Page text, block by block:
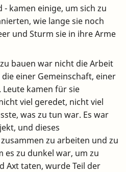
kamen einige, um sich zu
wie lange sie noch
und Sturm sie in ihre Arme
bauen war nicht die Arbeit
einer Gemeinschaft, einer
Leute kamen für sie
viel geredet, nicht viel
was zu tun war. Es war
und dieses
zu arbeiten und zu
es zu dunkel war, um zu
Axt taten, wurde Teil der